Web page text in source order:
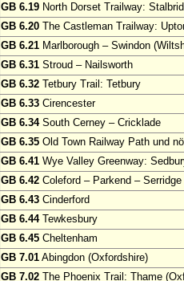
GB 6.19 North Dorset Trailway:
GB 6.20 The Castleman Trailway:
GB 6.21 Marlborough – Swindon
GB 6.31 Stroud – Nailsworth
GB 6.32 Tetbury Trail: Tetbury
GB 6.33 Cirencester
GB 6.34South Cerney – Cricklade
GB 6.35 Old Town Railway Path und
GB 6.41 Wye Valley Greenway:
GB 6.42 Coleford – Parkend –
GB 6.43 Cinderford
GB 6.44Tewkesbury
GB 6.45 Cheltenham
GB 7.01 Abingdon (Oxfordshire)
GB 7.02 The Phoenix Trail: Thame